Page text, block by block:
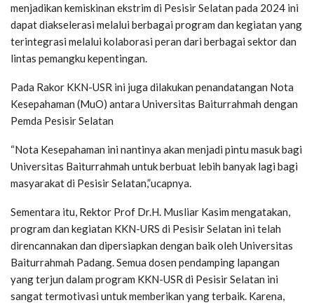
menjadikan kemiskinan ekstrim di Pesisir Selatan pada 2024 ini
dapat diakselerasi melalui berbagai program dan kegiatan yang
terintegrasi melalui kolaborasi peran dari berbagai sektor dan
lintas pemangku kepentingan.
Pada Rakor KKN-USR ini juga dilakukan penandatangan Nota
Kesepahaman (MuO) antara Universitas Baiturrahmah dengan
Pemda Pesisir Selatan
“Nota Kesepahaman ini nantinya akan menjadi pintu masuk bagi
Universitas Baiturrahmah untuk berbuat lebih banyak lagi bagi
masyarakat di Pesisir Selatan,”ucapnya.
Sementara itu, Rektor Prof Dr.H. Musliar Kasim mengatakan,
program dan kegiatan KKN-URS di Pesisir Selatan ini telah
direncannakan dan dipersiapkan dengan baik oleh Universitas
Baiturrahmah Padang. Semua dosen pendamping lapangan
yang terjun dalam program KKN-USR di Pesisir Selatan ini
sangat termotivasi untuk memberikan yang terbaik. Karena,